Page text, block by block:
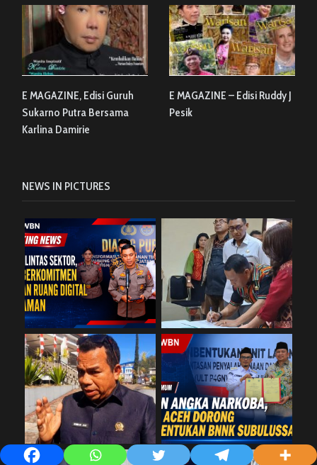
E MAGAZINE, Edisi Guruh
Sukarno Putra Bersama
Karlina Damirie
E MAGAZINE – Edisi Ruddy J
Pesik
NEWS IN PICTURES